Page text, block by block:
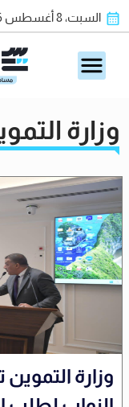
السبت، 8 أغسطس 2026
وزارة
وزارة